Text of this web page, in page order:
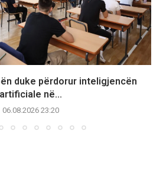
duke përdorur inteligjencën
artificiale në...
06.08.2026 23:20